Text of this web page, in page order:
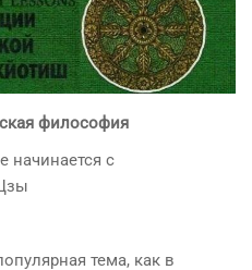
философия
начинается с
тема, как в